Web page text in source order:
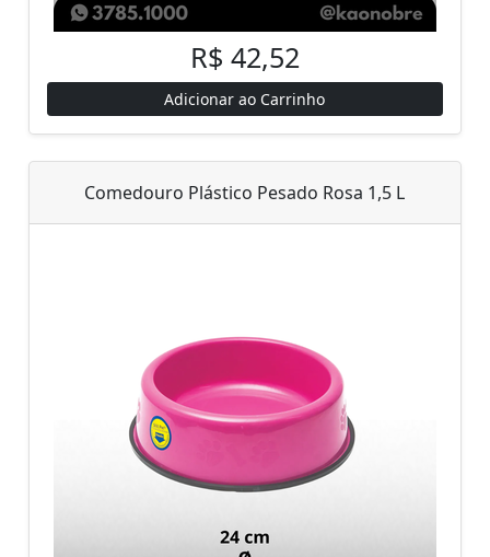
R$ 42,52
Adicionar ao Carrinho
Comedouro Plástico Pesado Rosa 1,5 L